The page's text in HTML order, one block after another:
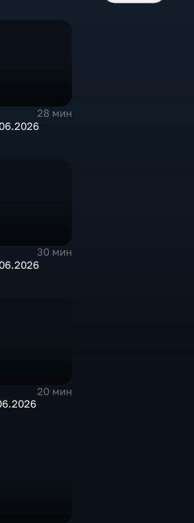
28 мин
30 мин
20 мин